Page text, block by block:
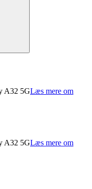
A32 5GLæs mere om
A32 5GLæs mere om